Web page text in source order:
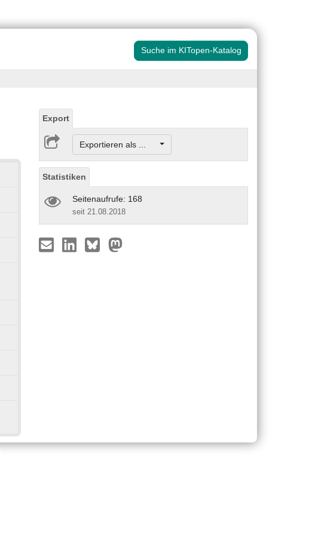
Suche im KITopen-Katalog
Export
Exportieren als ...
Statistiken
Seitenaufrufe: 168
seit 21.08.2018